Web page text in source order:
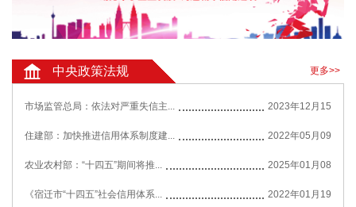
中央政策法规 更多>>
市场监管总局：依法对严重失信主... 2023年12月15
住建部：加快推进信用体系制度建... 2022年05月09
农业农村部：“十四五”期间将推... 2025年01月08
《宿迁市“十四五”社会信用体系... 2022年01月19